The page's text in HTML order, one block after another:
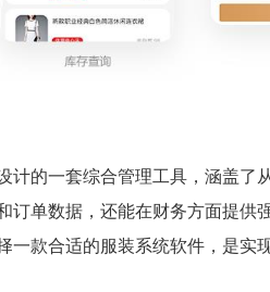
计的一套综合管理工具，涵盖了
订单数据，还能在财务方面提供
一款合适的服装系统软件，是实